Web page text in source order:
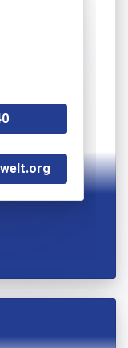
Matti